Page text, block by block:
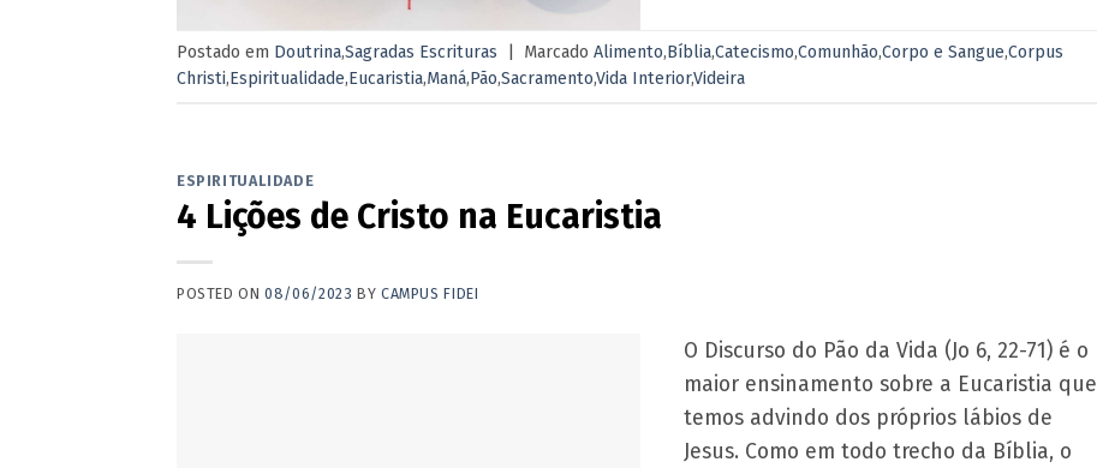
Postado em Doutrina,Sagradas Escrituras Marcado Alimento,Bíblia,Catecismo,Comunhão,Corpo e Sangue,Corpus
Christi,Espiritualidade,Eucaristia,Maná,Pão,Sacramento,Vida Interior,Videira
ESPIRITUALIDADE
4 Lições de Cristo na Eucaristia
POSTED ON08/06/2023 BY CAMPUS FIDEI
O Discurso do Pão da Vida (Jo 6, 22-71) é o
maior ensinamento sobre a Eucaristia que
temos advindo dos próprios lábios de
Jesus. Como em todo trecho da Bíblia, o